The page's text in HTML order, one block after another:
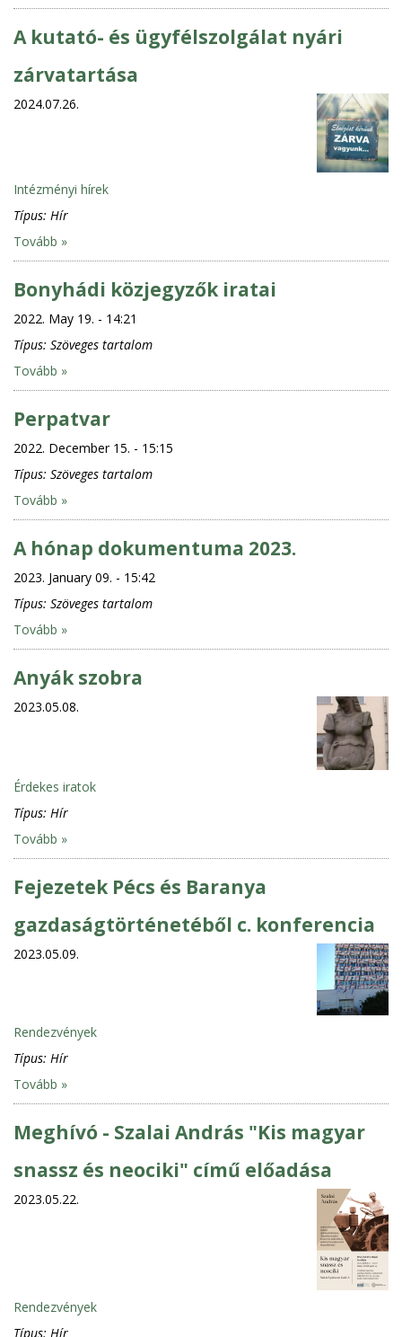
A kutató- és ügyfélszolgálat nyári
zárvatartása
2024.07.26.
Intézményi hírek
Típus: Hír
Tovább »
Bonyhádi közjegyzők iratai
2022. May 19. - 14:21
Típus: Szöveges tartalom
Tovább »
Perpatvar
2022. December 15. - 15:15
Típus: Szöveges tartalom
Tovább »
A hónap dokumentuma 2023.
2023. January 09. - 15:42
Típus: Szöveges tartalom
Tovább »
Anyák szobra
2023.05.08.
Érdekes iratok
Típus: Hír
Tovább »
Fejezetek Pécs és Baranya
gazdaságtörténetéből c. konferencia
2023.05.09.
Rendezvények
Típus: Hír
Tovább »
Meghívó - Szalai András "Kis magyar
snassz és neociki" című előadása
2023.05.22.
Rendezvények
Típus: Hír